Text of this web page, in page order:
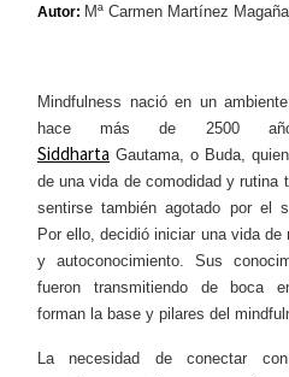
Autor: Mª Carmen Martínez
Mindfulness nació en un
hace más de 2500
Siddharta Gautama, o Buda,
de una vida de comodidad y rutina
sentirse también agotado por el
Por ello, decidió iniciar una vida de
y autoconocimiento. Sus
fueron transmitiendo de boca
forman la base y pilares del
La necesidad de conectar